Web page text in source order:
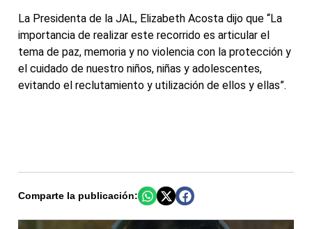
La Presidenta de la JAL, Elizabeth Acosta dijo que “La
importancia de realizar este recorrido es articular el
tema de paz, memoria y no violencia con la protección y
el cuidado de nuestro niños, niñas y adolescentes,
evitando el reclutamiento y utilización de ellos y ellas”.
Comparte la publicación: